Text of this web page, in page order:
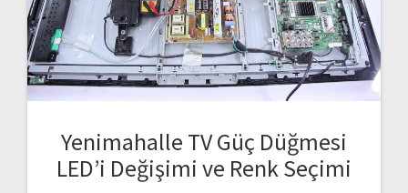
Yenimahalle TV Güç Düğmesi
LED’i Değişimi ve Renk Seçimi